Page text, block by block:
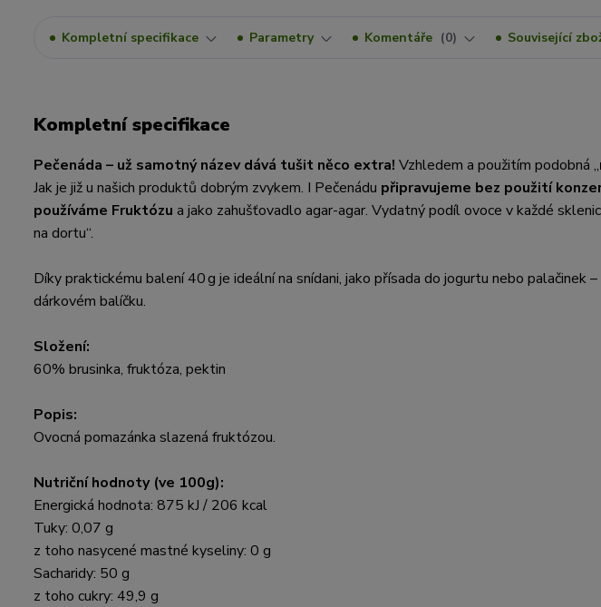
Kompletní specifikace Parametry Komentáře 0 Související
Kompletní specifikace
Pečenáda – už samotný název dává tušit něco extra! Vzhledem a použitím podobná „
Jak je již u našich produktů dobrým zvykem. I Pečenádu připravujeme bez použití
používáme Fruktózu a jako zahušťovadlo agar-agar. Vydatný podíl ovoce v každé
na dortu“.
Díky praktickému balení 40 g je ideální na snídani, jako přísada do jogurtu nebo palačinek
dárkovém balíčku.
Složení:
60% brusinka, fruktóza, pektin
Popis:
Ovocná pomazánka slazená fruktózou.
Nutriční hodnoty (ve 100g):
Energická hodnota: 875 kJ / 206 kcal
Tuky: 0,07 g
z toho nasycené mastné kyseliny: 0 g
Sacharidy: 50 g
z toho cukry: 49,9 g